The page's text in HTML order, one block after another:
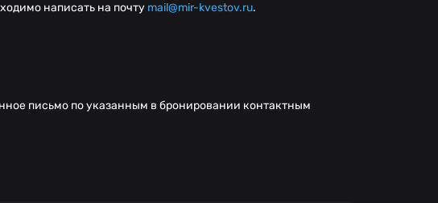
написать на почту mail@mir-kvestov.ru.
письмо по указанным в бронировании контактным